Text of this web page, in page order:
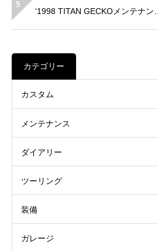
5
‘1998 TITAN GECKOメンテナン…
カテゴリー
カスタム
メンテナンス
ダイアリー
ツーリング
装備
ガレージ